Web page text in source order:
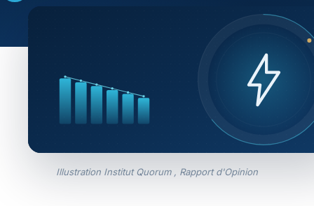
Illustration Institut Quorum , Rapport d'Opinion